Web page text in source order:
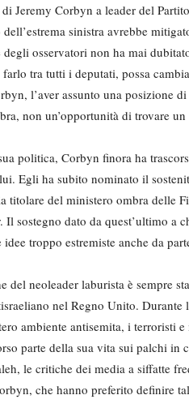
Jeremy Corbyn a leader del
sinistra avrebbe
osservatori non ha mai
tra tutti i deputati, possa
l’aver assunto una posizione
non un’opportunità di trovare
politica, Corbyn finora ha
Egli ha subito nominato il
titolare del ministero ombra delle
sostegno dato da quest’ultimo a
troppo estremiste anche da
neoleader laburista è sempre
nel Regno Unito. Durante
ambiente antisemita, i terroristi
parte della sua vita sui palchi in
le critiche dei media a siffatte
che hanno preferito definire